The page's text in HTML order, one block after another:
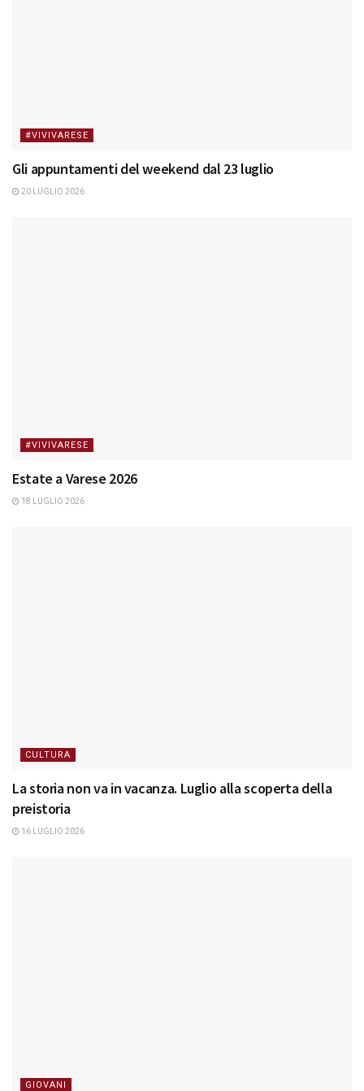
#VIVIVARESE
Gli appuntamenti del weekend dal 23 luglio
20 LUGLIO 2026
#VIVIVARESE
Estate a Varese 2026
18 LUGLIO 2026
CULTURA
La storia non va in vacanza. Luglio alla scoperta della
preistoria
16 LUGLIO 2026
GIOVANI